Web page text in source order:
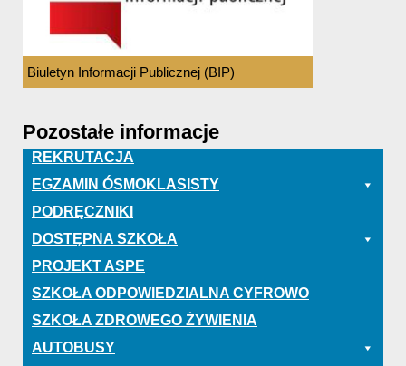
Biuletyn Informacji Publicznej (BIP)
Pozostałe informacje
REKRUTACJA
EGZAMIN ÓSMOKLASISTY
PODRĘCZNIKI
DOSTĘPNA SZKOŁA
PROJEKT ASPE
SZKOŁA ODPOWIEDZIALNA CYFROWO
SZKOŁA ZDROWEGO ŻYWIENIA
AUTOBUSY